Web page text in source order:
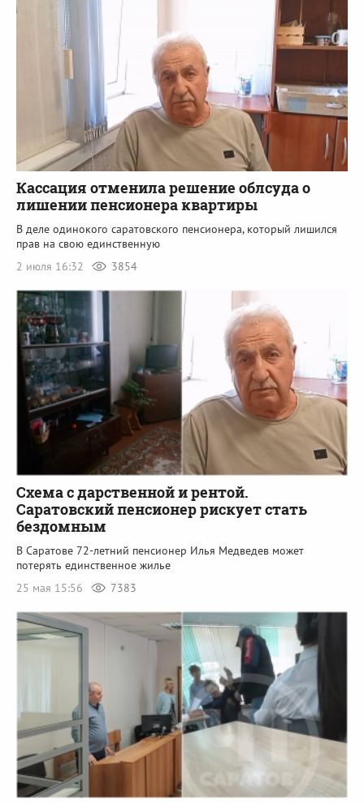
Кассация отменила решение облсуда о
лишении пенсионера квартиры
В деле одинокого саратовского пенсионера, который лишился
прав на свою единственную
2 июля 16:32
3854
Схема с дарственной и рентой.
Саратовский пенсионер рискует стать
бездомным
В Саратове 72-летний пенсионер Илья Медведев может
потерять единственное жилье
25 мая 15:56
7383